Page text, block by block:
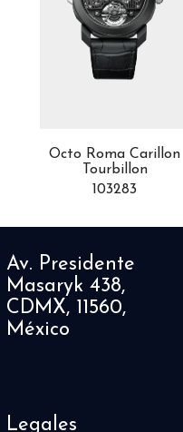
Octo Roma Carillon
Tourbillon
103283
Av. Presidente
Masaryk 438,
CDMX, 11560,
México
Legales